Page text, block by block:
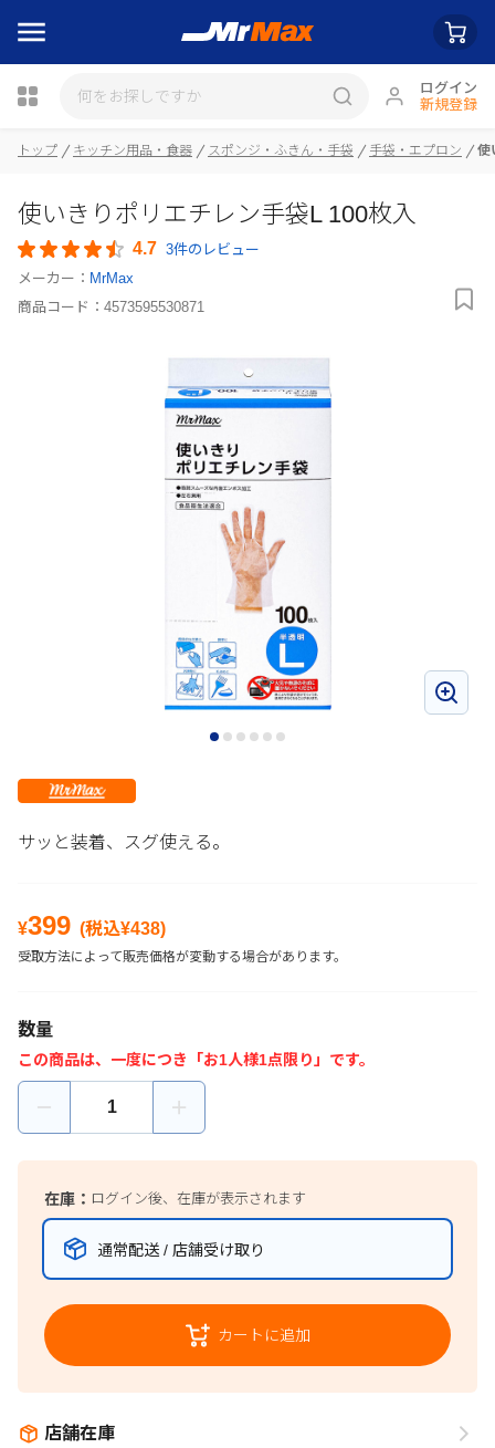
ログイン
新規登録
トップ キッチン用品・食器 スポンジ・ふきん・手袋 手袋・エプロン 使
使いきりポリエチレン手袋L 100枚入
4.7 3件のレビュー
メーカー： MrMax
商品コード： 4573595530871
サッと装着、スグ使える。
¥399 (税込¥438)
受取方法によって販売価格が変動する場合があります。
数量
この商品は、一度につき「お1人様1点限り」です。
在庫： ログイン後、在庫が表示されます
通常配送 / 店舗受け取り
カートに追加
店舗在庫